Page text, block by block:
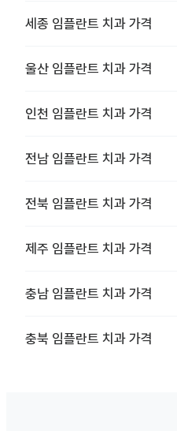
세종 임플란트 치과 가격
울산 임플란트 치과 가격
인천 임플란트 치과 가격
전남 임플란트 치과 가격
전북 임플란트 치과 가격
제주 임플란트 치과 가격
충남 임플란트 치과 가격
충북 임플란트 치과 가격